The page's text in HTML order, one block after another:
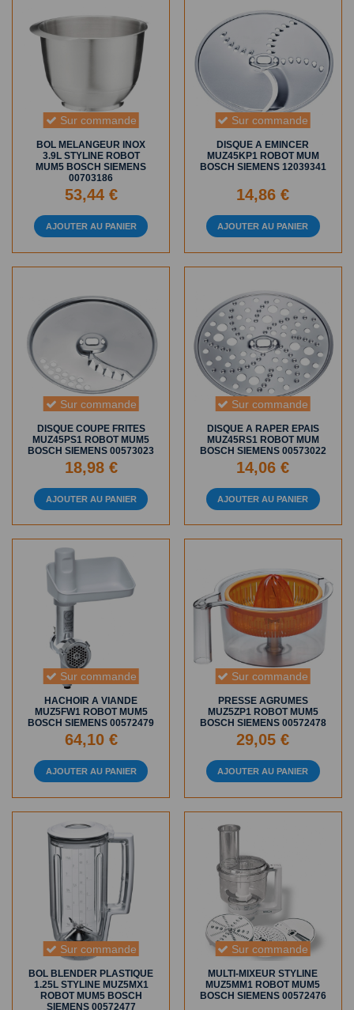
Sur commande
BOL MELANGEUR INOX
3.9L STYLINE ROBOT
MUM5 BOSCH SIEMENS
00703186
53,44 €
AJOUTER AU PANIER
Sur commande
DISQUE A EMINCER
MUZ45KP1 ROBOT MUM
BOSCH SIEMENS 12039341
14,86 €
AJOUTER AU PANIER
Sur commande
DISQUE COUPE FRITES
MUZ45PS1 ROBOT MUM5
BOSCH SIEMENS 00573023
18,98 €
AJOUTER AU PANIER
Sur commande
DISQUE A RAPER EPAIS
MUZ45RS1 ROBOT MUM
BOSCH SIEMENS 00573022
14,06 €
AJOUTER AU PANIER
Sur commande
HACHOIR A VIANDE
MUZ5FW1 ROBOT MUM5
BOSCH SIEMENS 00572479
64,10 €
AJOUTER AU PANIER
Sur commande
PRESSE AGRUMES
MUZ5ZP1 ROBOT MUM5
BOSCH SIEMENS 00572478
29,05 €
AJOUTER AU PANIER
Sur commande
BOL BLENDER PLASTIQUE
1.25L STYLINE MUZ5MX1
ROBOT MUM5 BOSCH
SIEMENS 00572477
Sur commande
MULTI-MIXEUR STYLINE
MUZ5MM1 ROBOT MUM5
BOSCH SIEMENS 00572476